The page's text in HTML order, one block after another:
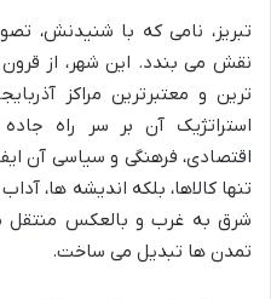
تبریز، نامی که با شنیدنش،
نقش می بندد. این شهر، از
ترین و معتبرترین مراکز
استراتژیک آن بر سر راه
اقتصادی، فرهنگی و سیاسی آن
تنها کالاها، بلکه اندیشه ها،
شرق به غرب و بالعکس منتقل
تمدن ها تبدیل می ساخت.